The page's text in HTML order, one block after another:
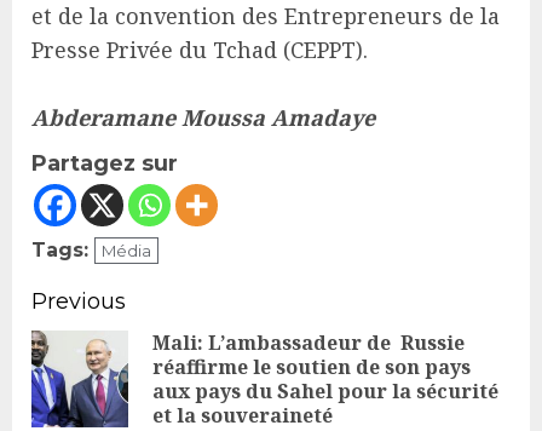
et de la convention des Entrepreneurs de la
Presse Privée du Tchad (CEPPT).
Abderamane Moussa Amadaye
Partagez sur
Tags: Média
Continue
Reading
Previous
Mali: L’ambassadeur de Russie
réaffirme le soutien de son pays
aux pays du Sahel pour la sécurité
et la souveraineté